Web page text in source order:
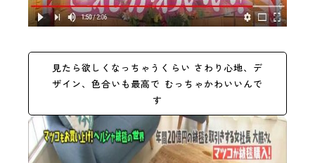
見たら欲しくなっちゃうくらい さわり心地、デ
ザイン、色合いも最高で むっちゃかわいいんで
す